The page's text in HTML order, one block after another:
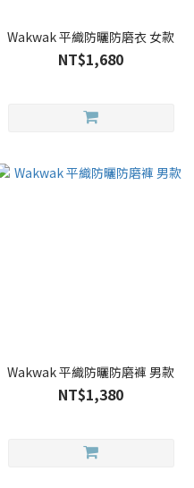
Wakwak 平織防曬防磨衣 女款
NT$1,680
Wakwak 平織防曬防磨褲 男款
NT$1,380